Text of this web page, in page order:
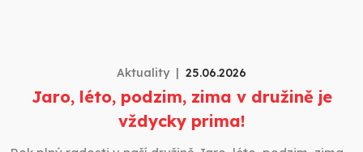
Aktuality 25.06.2026
Jaro, léto, podzim, zima v družině je
vždycky prima!